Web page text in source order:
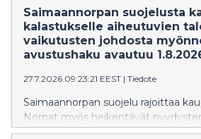
tavanomaisella tasolla kun taas
pinnat ovat edelleen pääosin
ajankohtaan nähden. Paikoin
kuitenkin viimeaikaisten sateiden
Saimaannorpan suojelusta
kalastukselle aiheutuvien
vaikutusten johdosta
avustushaku avautuu
27.7.2026 09:23:21 EEST | Tiedote
Saimaannorpan suojelu rajoittaa
Norpat myös heikentävät
taloudellisten menetysten vuoksi